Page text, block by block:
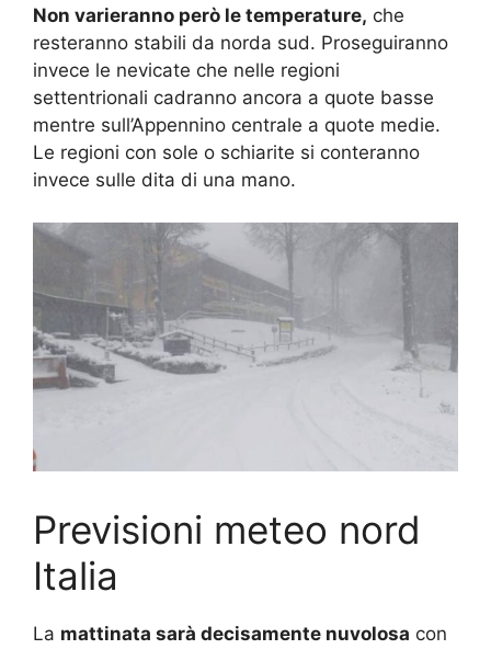
Non varieranno però le temperature, che
resteranno stabili da norda sud. Proseguiranno
invece le nevicate che nelle regioni
settentrionali cadranno ancora a quote basse
mentre sull’Appennino centrale a quote medie.
Le regioni con sole o schiarite si conteranno
invece sulle dita di una mano.
Previsioni meteo nord
Italia
La mattinata sarà decisamente nuvolosa con